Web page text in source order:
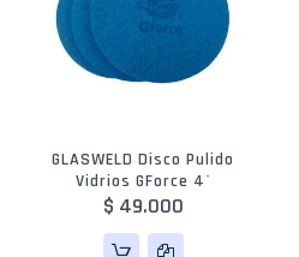
GLASWELD Disco Pulido
Vidrios GForce 4`
$ 49.000